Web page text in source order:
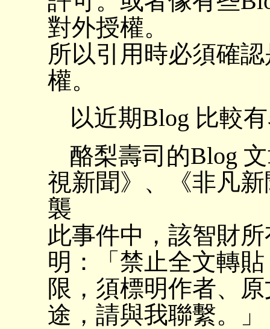
對外授權。
所以引用時必須確
權。
以近期Blog 比較
酪梨壽司的Blog
視新聞》、《非凡
襲
此事件中，該智財
明：「禁止全文轉
限，須標明作者、
途，請與我聯繫。」